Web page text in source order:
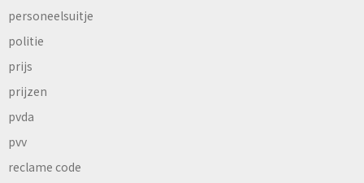
personeelsuitje
politie
prijs
prijzen
pvda
pvv
reclame code